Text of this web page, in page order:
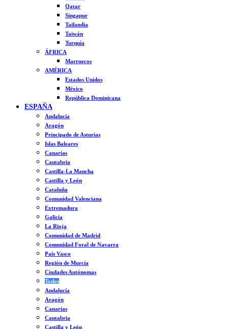
Qatar
Singapur
Tailandia
Taiwán
Turquía
ÁFRICA
Marruecos
AMÉRICA
Estados Unidos
México
República Dominicana
ESPAÑA
Andalucía
Aragón
Principado de Asturias
Islas Baleares
Canarias
Cantabria
Castilla-La Mancha
Castilla y León
Cataluña
Comunidad Valenciana
Extremadura
Galicia
La Rioja
Comunidad de Madrid
Comunidad Foral de Navarra
País Vasco
Región de Murcia
Ciudades Autónomas
Todos
Andalucía
Aragón
Canarias
Cantabria
Castilla y León